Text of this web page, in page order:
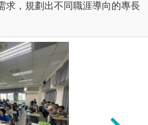
求，規劃出不同職涯導向的專長